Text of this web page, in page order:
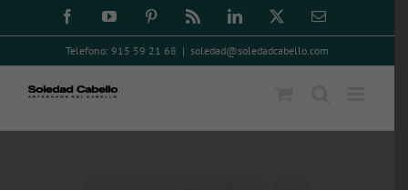
al
contenido
FacebookYouTubePinterestRss LinkedInX
Correo
Telefono: 915 59 21 68 | soledad@soledadcabello.com